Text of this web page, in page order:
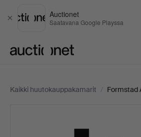
Sulje
Auctionet
Saatavana Google Playssa
Kaikki huutokauppakamarit / Formstad